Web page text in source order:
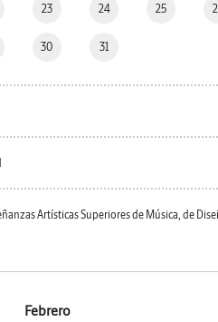
23 24 25
30 31
Artísticas Superiores de Música, de
Febrero